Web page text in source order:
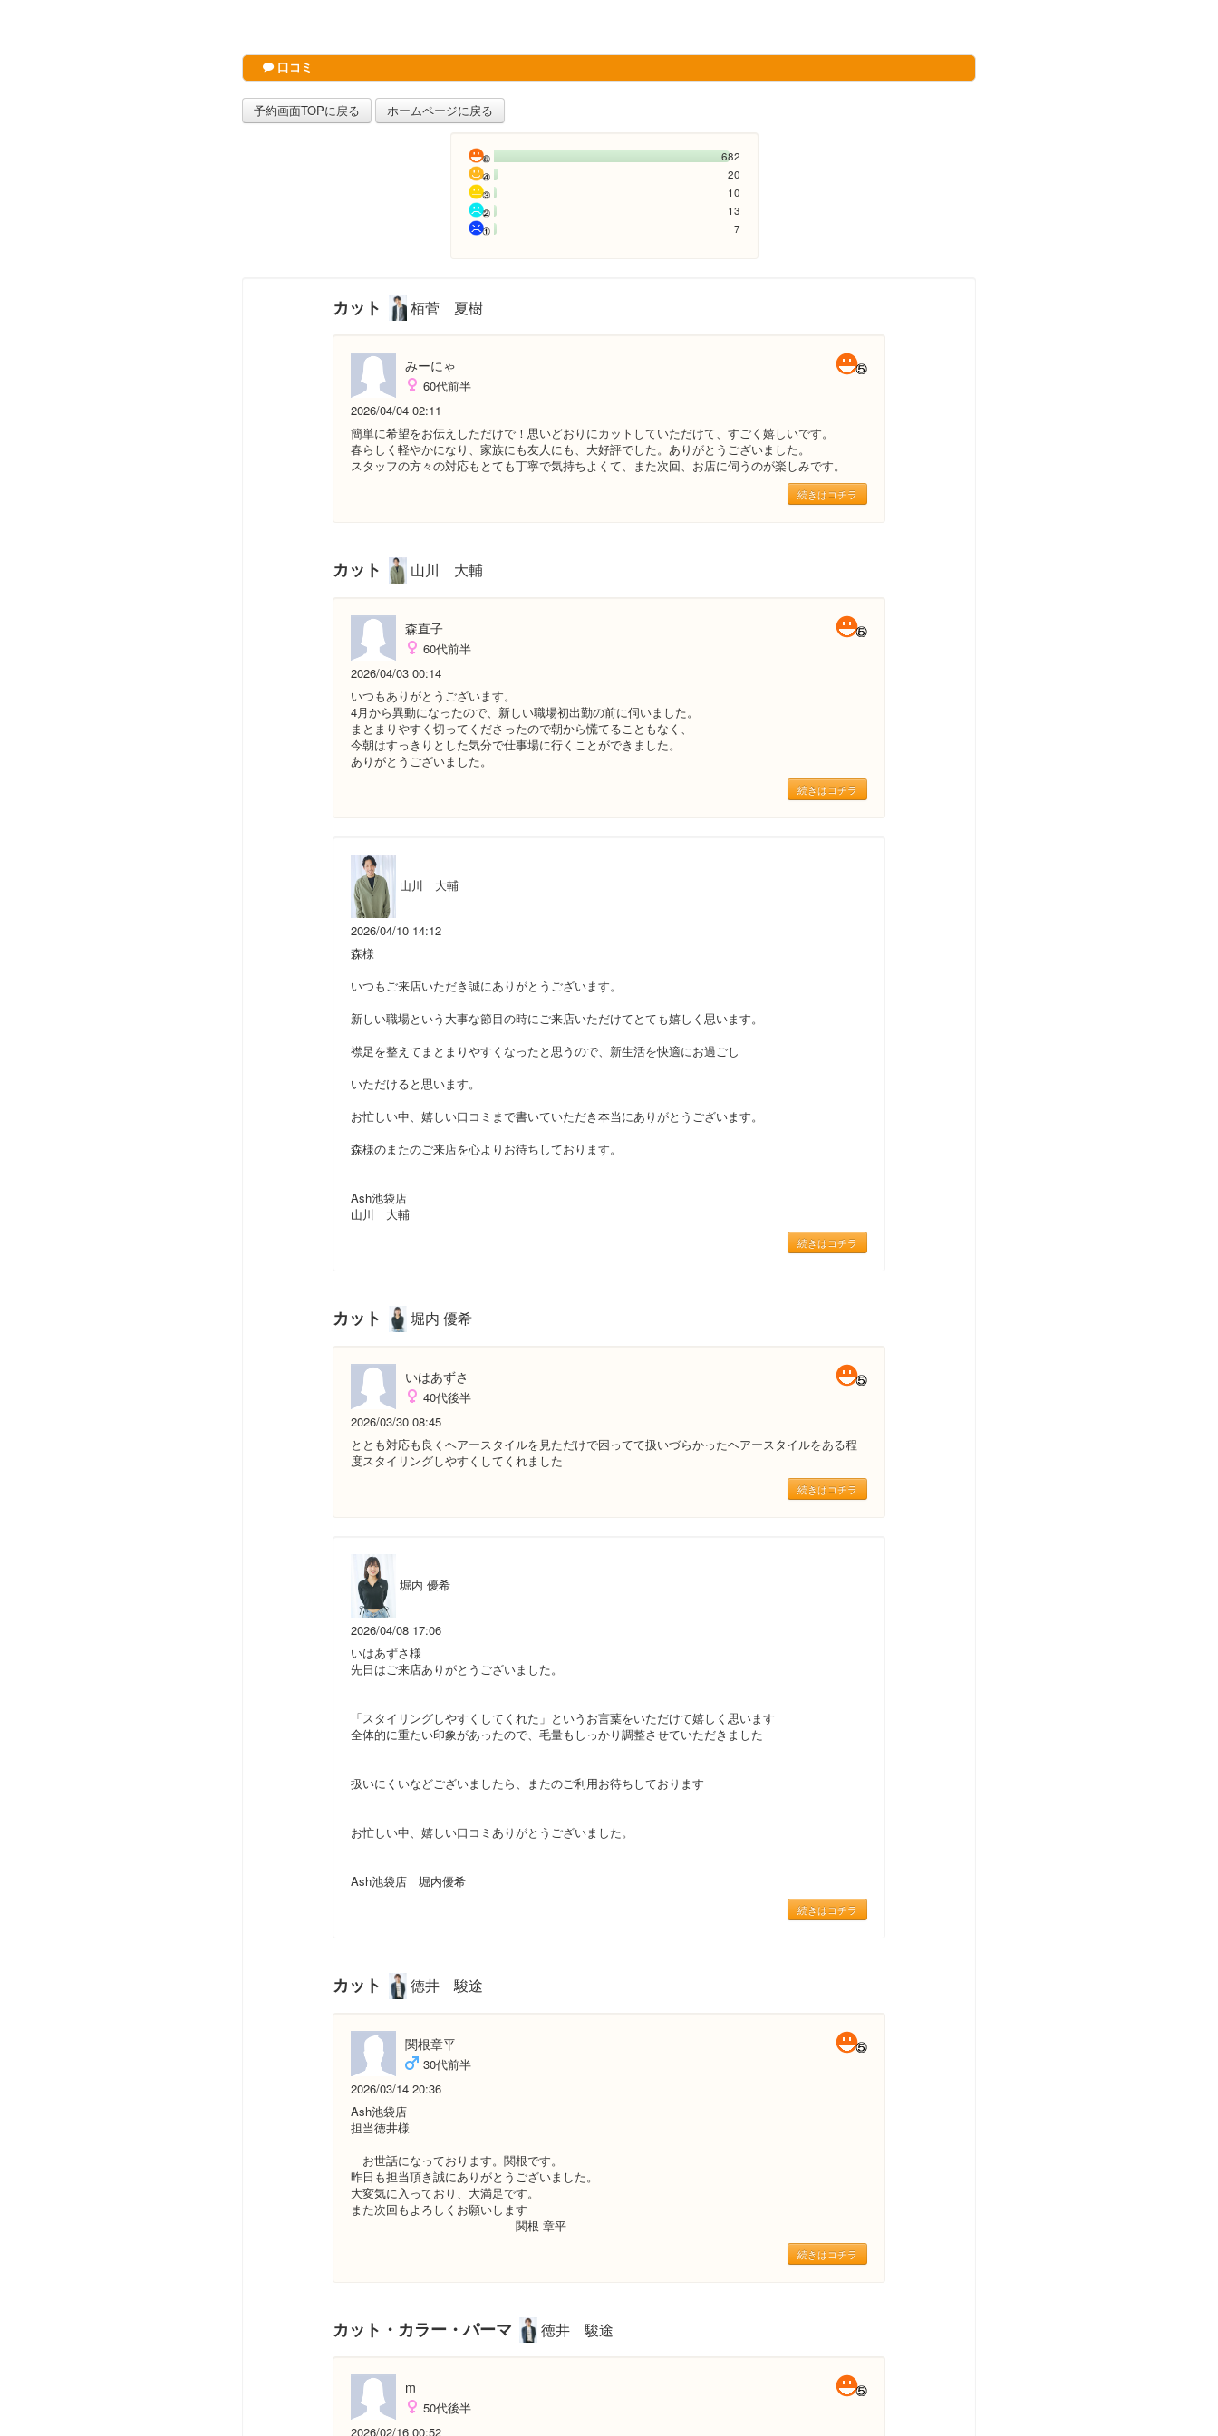
口コミ
予約画面TOPに戻る ホームページに戻る
682
20
10
13
7
カット 栢菅 夏樹
みーにゃ
60代前半
2026/04/04 02:11
簡単に希望をお伝えしただけで！思いどおりにカットしていただけて、すごく嬉しいです。
春らしく軽やかになり、家族にも友人にも、大好評でした。ありがとうございました。
スタッフの方々の対応もとても丁寧で気持ちよくて、また次回、お店に伺うのが楽しみです。
続きはコチラ
カット 山川 大輔
森直子
60代前半
2026/04/03 00:14
いつもありがとうございます。
4月から異動になったので、新しい職場初出勤の前に伺いました。
まとまりやすく切ってくださったので朝から慌てることもなく、
今朝はすっきりとした気分で仕事場に行くことができました。
ありがとうございました。
続きはコチラ
山川 大輔
2026/04/10 14:12
森様
いつもご来店いただき誠にありがとうございます。
新しい職場という大事な節目の時にご来店いただけてとても嬉しく思います。
襟足を整えてまとまりやすくなったと思うので、新生活を快適にお過ごし
いただけると思います。
お忙しい中、嬉しい口コミまで書いていただき本当にありがとうございます。
森様のまたのご来店を心よりお待ちしております。
Ash池袋店
山川 大輔
続きはコチラ
カット 堀内 優希
いはあずさ
40代後半
2026/03/30 08:45
ととも対応も良くヘアースタイルを見ただけで困ってて扱いづらかったヘアースタイルをある程
度スタイリングしやすくしてくれました
続きはコチラ
堀内 優希
2026/04/08 17:06
いはあずさ様
先日はご来店ありがとうございました。
「スタイリングしやすくしてくれた」というお言葉をいただけて嬉しく思います
全体的に重たい印象があったので、毛量もしっかり調整させていただきました
扱いにくいなどございましたら、またのご利用お待ちしております
お忙しい中、嬉しい口コミありがとうございました。
Ash池袋店 堀内優希
続きはコチラ
カット 徳井 駿途
関根章平
30代前半
2026/03/14 20:36
Ash池袋店
担当徳井様
お世話になっております。関根です。
昨日も担当頂き誠にありがとうございました。
大変気に入っており、大満足です。
また次回もよろしくお願いします
関根 章平
続きはコチラ
カット・カラー・パーマ 徳井 駿途
m
50代後半
2026/02/16 00:52